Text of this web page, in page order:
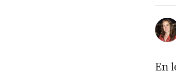
En